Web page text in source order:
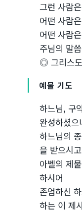
그런 사람
어떤 사람
어떤 사람
주님의 말
◎ 그리스
예물 기도
하느님, 구
완성하셨으
하느님의
을 받으시고
아벨의 제
하시어
존엄하신
하는 이 제